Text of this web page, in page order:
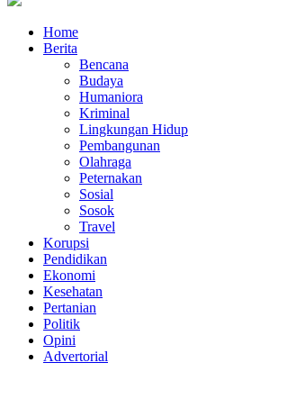
Home
Berita
Bencana
Budaya
Humaniora
Kriminal
Lingkungan Hidup
Pembangunan
Olahraga
Peternakan
Sosial
Sosok
Travel
Korupsi
Pendidikan
Ekonomi
Kesehatan
Pertanian
Politik
Opini
Advertorial